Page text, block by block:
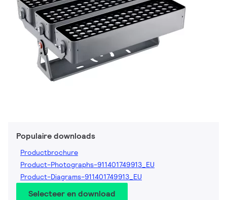
Populaire downloads
Productbrochure
Product-Photographs-911401749913_EU
Product-Diagrams-911401749913_EU
Selecteer en download